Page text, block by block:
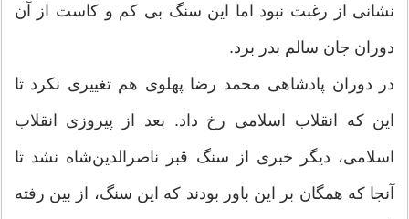
نشانی از رغبت نبود اما این سنگ بی کم و کاست از آن
دوران جان سالم بدر برد.
در دوران پادشاهی محمد رضا پهلوی هم تغییری نکرد تا
این که انقلاب اسلامی رخ داد. بعد از پیروزی انقلاب
اسلامی، دیگر خبری از سنگ قبر ناصرالدین‌شاه نشد تا
آنجا كه همگان بر این باور بودند كه این سنگ، از بین رفته